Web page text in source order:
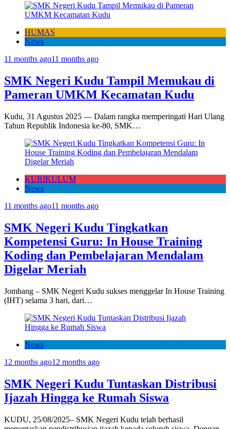
HUMAS
News
11 months ago11 months ago
SMK Negeri Kudu Tampil Memukau di
Pameran UMKM Kecamatan Kudu
Kudu, 31 Agustus 2025 — Dalam rangka memperingati Hari Ulang
Tahun Republik Indonesia ke-80, SMK…
KURIKULUM
News
11 months ago11 months ago
SMK Negeri Kudu Tingkatkan
Kompetensi Guru: In House Training
Koding dan Pembelajaran Mendalam
Digelar Meriah
Jombang – SMK Negeri Kudu sukses menggelar In House Training
(IHT) selama 3 hari, dari…
News
12 months ago12 months ago
SMK Negeri Kudu Tuntaskan Distribusi
Ijazah Hingga ke Rumah Siswa
KUDU, 25/08/2025– SMK Negeri Kudu telah berhasil